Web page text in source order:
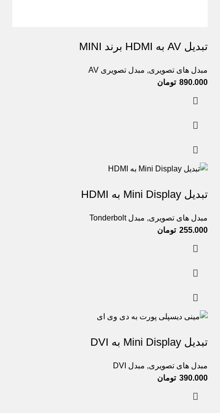
تبدیل AV به HDMI برند MINI
مبدل های تصویری, مبدل تصویری AV
تومان
تبدیل Mini Display به HDMI
مبدل های تصویری, مبدل Tonderbolt
تومان
تبدیل Mini Display به DVI
مبدل های تصویری, مبدل DVI
تومان